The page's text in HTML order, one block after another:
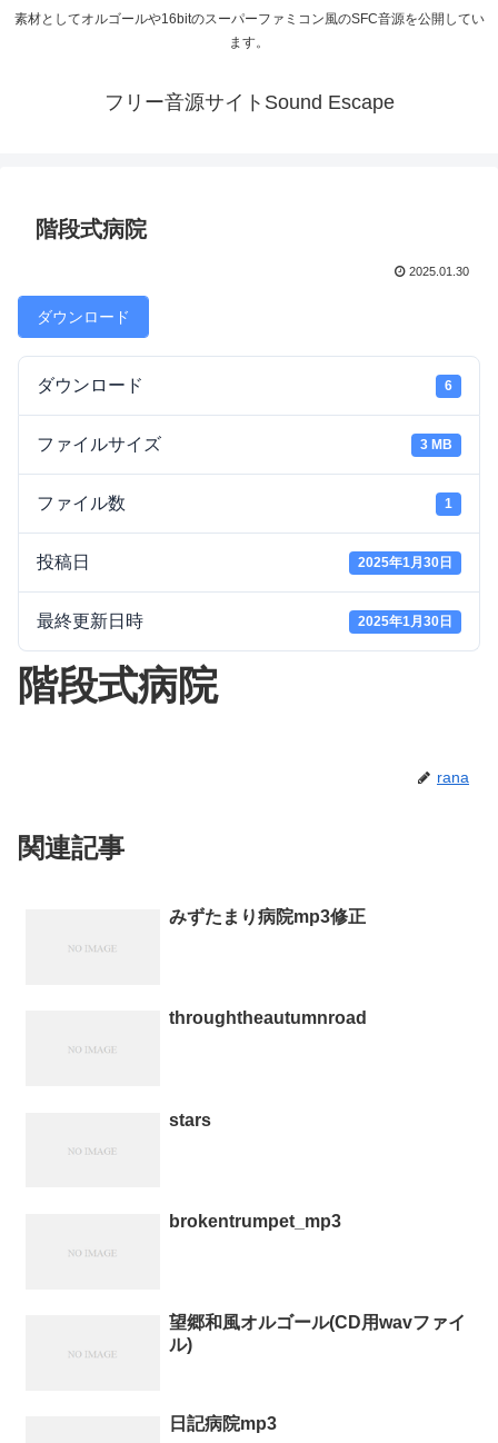
素材としてオルゴールや16bitのスーパーファミコン風のSFC音源を公開してい
ます。
フリー音源サイトSound Escape
階段式病院
2025.01.30
ダウンロード
ダウンロード 6
ファイルサイズ 3 MB
ファイル数 1
投稿日 2025年1月30日
最終更新日時 2025年1月30日
階段式病院
rana
関連記事
みずたまり病院mp3修正
throughtheautumnroad
stars
brokentrumpet_mp3
望郷和風オルゴール(CD用wavファイ
ル)
日記病院mp3